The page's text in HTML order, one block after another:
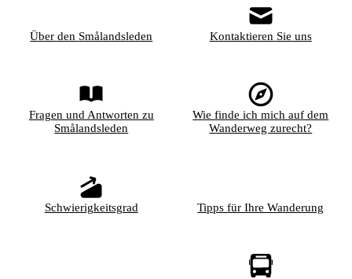
Über den Smålandsleden Kontaktieren Sie uns
Fragen und Antworten zu
Smålandsleden
Wie finde ich mich auf dem
Wanderweg zurecht?
Schwierigkeitsgrad Tipps für Ihre Wanderung